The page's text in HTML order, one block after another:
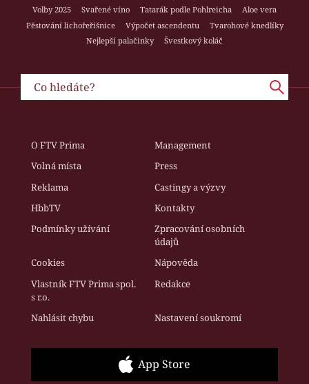
Volby 2025
Svařené víno Tatarák podle Pohlreicha
Aloe vera
Pěstování lichořeřišnice
Výpočet ascendentu
Tvarohové knedlíky
Nejlepší palačinky
Švestkový koláč
O FTV Prima
Management
Volná místa
Press
Reklama
Castingy a výzvy
HbbTV
Kontakty
Podmínky užívání
Zpracování osobních
údajů
Cookies
Nápověda
Vlastník FTV Prima spol.
s r.o.
Redakce
Nahlásit chybu Nastavení soukromí
App Store